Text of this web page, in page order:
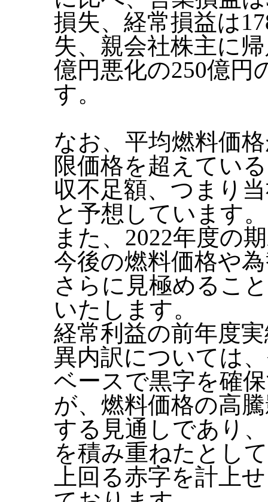
損失、経常損益は
失、親会社株主に
億円悪化の250億円
す。
なお、平均燃料価
限価格を超えてい
収不足額、つまり
と予想しています。
また、2022年度の
今後の燃料価格や
さらに見極めるこ
いたします。
経常利益の前年度
異内訳については
ベースで黒字を確
が、燃料価格の高
する見通しであり
を積み重ねたとし
上回る赤字を計上